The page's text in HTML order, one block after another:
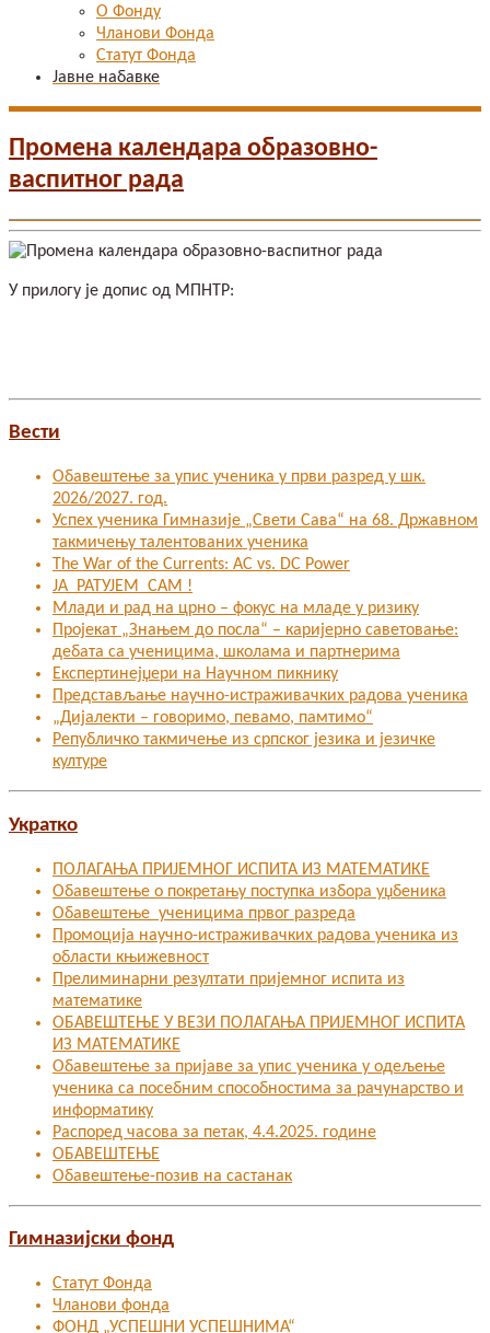
О Фонду
Чланови Фонда
Статут Фонда
Јавне набавке
Промена календара образовно-
васпитног рада
У прилогу је допис од МПНТР:
Вести
Обавештење за упис ученика у први разред у шк.
2026/2027. год.
Успех ученика Гимназије „Свети Сава“ на 68. Државном
такмичењу талентованих ученика
The War of the Currents: AC vs. DC Power
ЈА РАТУЈЕМ САМ !
Млади и рад на црно – фокус на младе у ризику
Пројекат „Знањем до посла“ – каријерно саветовање:
дебата са ученицима, школама и партнерима
Експертинејџери на Научном пикнику
Представљање научно-истраживачких радова ученика
„Дијалекти – говоримо, певамо, памтимо“
Републичко такмичење из српског језика и језичке
културе
Укратко
ПОЛАГАЊА ПРИЈЕМНОГ ИСПИТА ИЗ МАТЕМАТИКЕ
Обавештење о покретању поступка избора уџбеника
Обавештење ученицима првог разреда
Промоција научно-истраживачких радова ученика из
области књижевност
Прелиминарни резултати пријемног испита из
математике
ОБАВЕШТЕЊЕ У ВЕЗИ ПОЛАГАЊА ПРИЈЕМНОГ ИСПИТА
ИЗ МАТЕМАТИКЕ
Oбавештење за пријаве за упис ученика у одељење
ученика са посебним способностима за рачунарство и
информатику
Распоред часова за петак, 4.4.2025. године
ОБАВЕШТЕЊЕ
Обавештење-позив на састанак
Гимназијски фонд
Статут Фонда
Чланови фонда
ФОНД „УСПЕШНИ УСПЕШНИМА“